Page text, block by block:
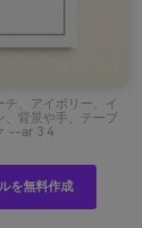
、アイボリー、イ
、背景や手、テーブ
--ar 3:4
を無料作成